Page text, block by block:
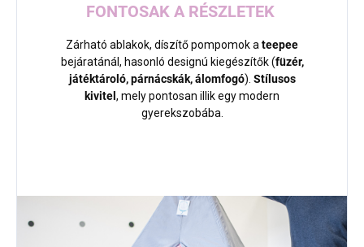
FONTOSAK A RÉSZLETEK
Zárható ablakok, díszítő pompomok ateepee
bejáratánál, hasonló designú kiegészítők (füzér,
játéktároló, párnácskák, álomfogó). Stílusos
kivitel , mely pontosan illik egy modern
gyerekszobába.